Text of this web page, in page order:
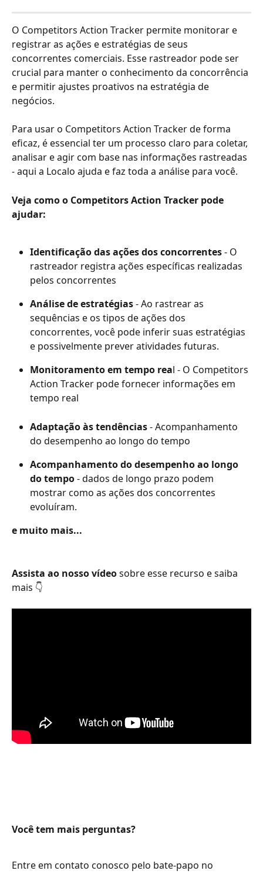
O Competitors Action Tracker permite monitorar e
registrar as ações e estratégias de seus
concorrentes comerciais. Esse rastreador pode ser
crucial para manter o conhecimento da concorrência
e permitir ajustes proativos na estratégia de
negócios.
Para usar o Competitors Action Tracker de forma
eficaz, é essencial ter um processo claro para coletar,
analisar e agir com base nas informações rastreadas
- aqui a Localo ajuda e faz toda a análise para você.
Veja como o Competitors Action Tracker pode
ajudar:
Identificação das ações dos concorrentes - O
rastreador registra ações específicas realizadas
pelos concorrentes
Análise de estratégias - Ao rastrear as
sequências e os tipos de ações dos
concorrentes, você pode inferir suas estratégias
e possivelmente prever atividades futuras.
Monitoramento em tempo real - O Competitors
Action Tracker pode fornecer informações em
tempo real
Adaptação às tendências - Acompanhamento
do desempenho ao longo do tempo
Acompanhamento do desempenho ao longo
do tempo - dados de longo prazo podem
mostrar como as ações dos concorrentes
evoluíram.
e muito mais...
Assista ao nosso vídeo sobre esse recurso e saiba
mais 👇
Você tem mais perguntas?
Entre em contato conosco pelo bate-papo no